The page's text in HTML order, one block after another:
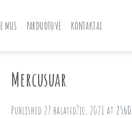
MUS PARDUOTUVĖ KONTAKTAI
Mercusuar
Published 27 balandžio, 2021 at